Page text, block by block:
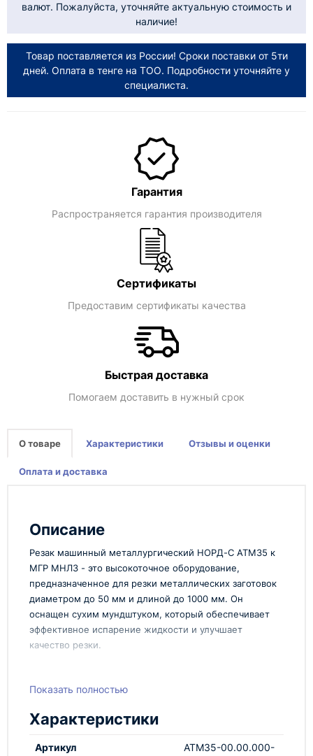
валют. Пожалуйста, уточняйте актуальную стоимость и
наличие!
Товар поставляется из России! Сроки поставки от 5ти
дней. Оплата в тенге на ТОО. Подробности уточняйте у
специалиста.
Гарантия
Распространяется гарантия производителя
Сертификаты
Предоставим сертификаты качества
Быстрая доставка
Помогаем доставить в нужный срок
О товаре Характеристики Отзывы и оценки
Оплата и доставка
Описание
Резак машинный металлургический НОРД-С АТМ35 к
МГР МНЛЗ - это высокоточное оборудование,
предназначенное для резки металлических заготовок
диаметром до 50 мм и длиной до 1000 мм. Он
оснащен сухим мундштуком, который обеспечивает
эффективное испарение жидкости и улучшает
качество резки.
характеристики этого резака:
Длина резки: до 1000 мм
Показать полностью
Характеристики
Артикул
АТМ35-00.00.000-